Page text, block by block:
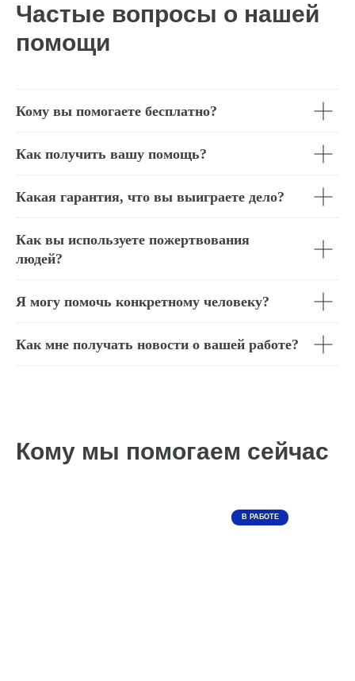
Частые вопросы о нашей
помощи
Кому вы помогаете бесплатно?
Как получить вашу помощь?
Какая гарантия, что вы выиграете дело?
Как вы используете пожертвования
людей?
Я могу помочь конкретному человеку?
Как мне получать новости о вашей работе?
Кому мы помогаем сейчас
В РАБОТЕ